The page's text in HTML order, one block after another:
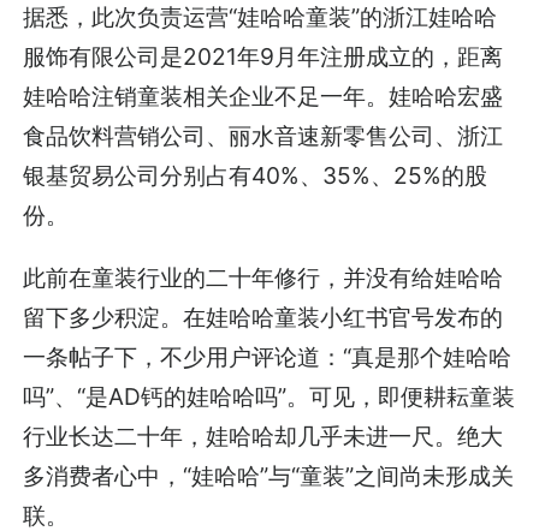
据悉，此次负责运营“娃哈哈童装”的浙江娃哈哈
服饰有限公司是2021年9月年注册成立的，距离
娃哈哈注销童装相关企业不足一年。娃哈哈宏盛
食品饮料营销公司、丽水音速新零售公司、浙江
银基贸易公司分别占有40%、35%、25%的股
份。
此前在童装行业的二十年修行，并没有给娃哈哈
留下多少积淀。在娃哈哈童装小红书官号发布的
一条帖子下，不少用户评论道：“真是那个娃哈哈
吗”、“是AD钙的娃哈哈吗”。可见，即便耕耘童装
行业长达二十年，娃哈哈却几乎未进一尺。绝大
多消费者心中，“娃哈哈”与“童装”之间尚未形成关
联。